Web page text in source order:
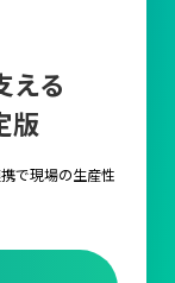
える
版
で現場の生産性